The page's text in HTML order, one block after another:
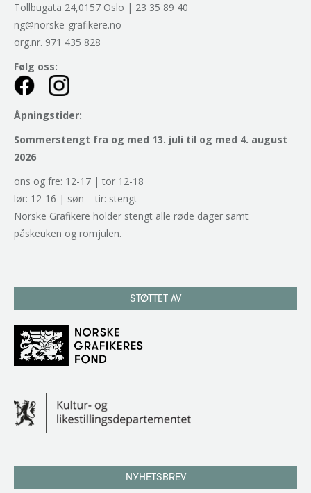
Tollbugata 24,0157 Oslo | 23 35 89 40
ng@norske-grafikere.no
org.nr. 971 435 828
Følg oss:
Åpningstider:
Sommerstengt fra og med 13. juli til og med 4. august
2026
ons og fre: 12-17 | tor 12-18
lør: 12-16 | søn – tir: stengt
Norske Grafikere holder stengt alle røde dager samt
påskeuken og romjulen.
STØTTET AV
NYHETSBREV